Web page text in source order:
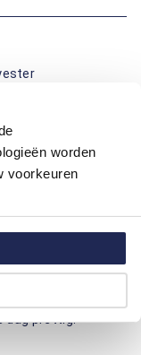
worden
voorkeuren
ziet er verzorgd
vrij te bewegen en
combineren
De combinatie
prettig, blijft
dagje op pad gaat
dag prettig.